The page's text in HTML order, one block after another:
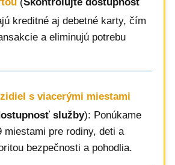
(Skontrolujte dostupnosť
kreditné aj debetné karty, čím
a eliminujú potrebu
s viacerými miestami
služby): Ponúkame
pre rodiny, deti a
bezpečnosti a pohodlia.